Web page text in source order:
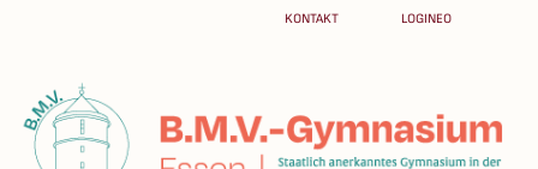
KONTAKT LOGINEO